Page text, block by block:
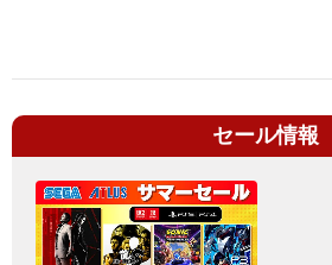
セール情報